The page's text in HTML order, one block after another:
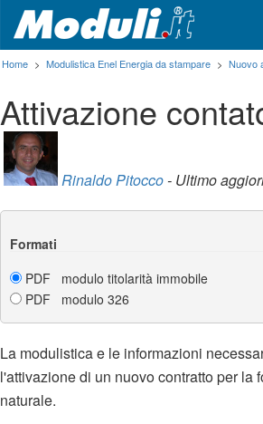
Home > Modulistica Enel Energia da stampare > Nuovo
Attivazione
Rinaldo Pitocco- Ultimo
Formati
PDF modulo titolarità immobile
PDF modulo 326
La modulistica e le informazioni
l'attivazione di un nuovo contratto per la
naturale.